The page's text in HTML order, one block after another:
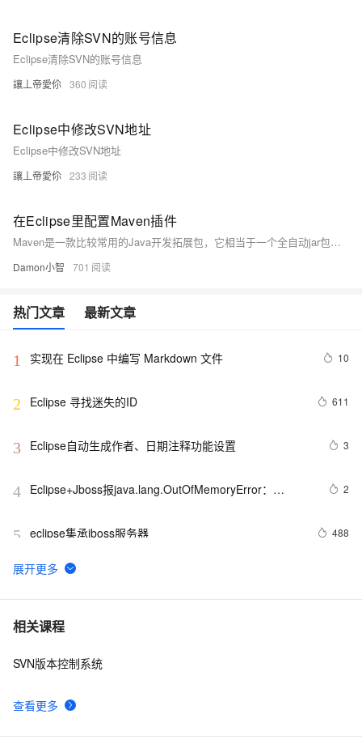
Eclipse清除SVN的账号信息
Eclipse清除SVN的账号信息
讓丄帝愛伱 360
Eclipse中修改SVN地址
Eclipse中修改SVN地址
讓丄帝愛伱 233
在Eclipse里配置Maven插件
Maven是一款比较常用的Java开发拓展包，它相当于一个全自动jar包管理器，会导入用户开发时需要使用的相应jar包。使用Maven开发Java程序，可以极大提升开发者的开发效率。下面我就跟大家介绍一下如何在Eclipse里安装和配置Maven插件。
Damon小智 701
热门文章 最新文章
1 实现在 Eclipse 中编写 Markdown 文件 10
2 Eclipse 寻找迷失的ID 611
3 Eclipse自动生成作者、日期注释功能设置 3
4 Eclipse+Jboss报java.lang.OutOfMemoryError：
2
5 eclipse集承jboss服务器 488
6 MyEclipse查找Web服务
7 Eclipse+Maven创建webapp项目<一> (转)
8 在eclipse中打开文件所在的目录
9 MyEclipse自动生成注释，编辑默认注释模板
相关课程
查看更多
SVN版本控制系统